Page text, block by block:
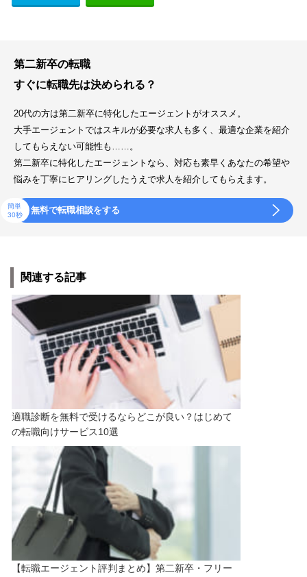
第二新卒の転職
すぐに転職先は決められる？
20代の方は第二新卒に特化したエージェントがオススメ。
大手エージェントではスキルが必要な求人も多く、最適な企業を紹介
してもらえない可能性も……。
第二新卒に特化したエージェントなら、対応も素早くあなたの希望や
悩みを丁寧にヒアリングしたうえで求人を紹介してもらえます。
簡単
30秒
無料で転職相談をする
関連する記事
適職診断を無料で受けるならどこが良い？はじめて
の転職向けサービス10選
【転職エージェント評判まとめ】第二新卒・フリー